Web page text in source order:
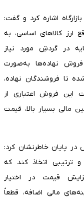
اشاره کرد و گفت:
ارز کالاهای اساسی، به
در گردشِ مورد نیاز
نهاده‌ها به‌صورت
تا فروشندگان نهاده،
را بابت این فروش اعتباری از
مالی بسیار بالا، قیمت
پایان خاطرنشان کرد:
اتخاذ کند که
قیمت در اختیار
مالی اضافه، قطعاً